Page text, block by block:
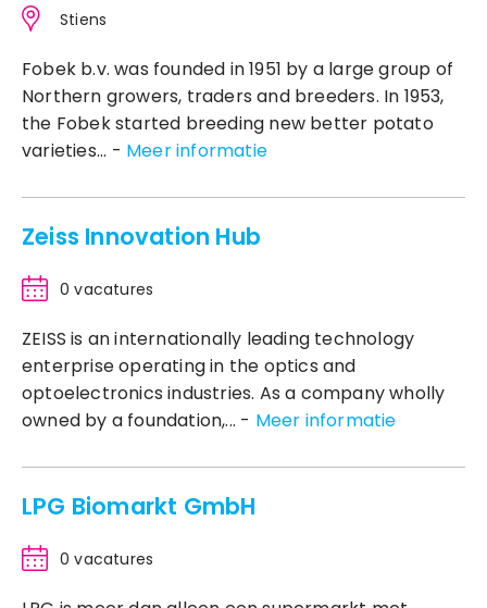
Stiens
Fobek b.v. was founded in 1951 by a large group of
Northern growers, traders and breeders. In 1953,
the Fobek started breeding new better potato
varieties... - Meer informatie
Zeiss Innovation Hub
0 vacatures
ZEISS is an internationally leading technology
enterprise operating in the optics and
optoelectronics industries. As a company wholly
owned by a foundation,... - Meer informatie
LPG Biomarkt GmbH
0 vacatures